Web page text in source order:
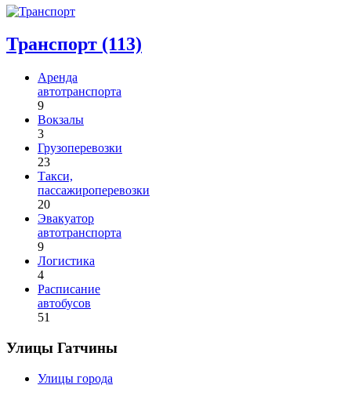
Транспорт (113)
Аренда
автотранспорта
9
Вокзалы
3
Грузоперевозки
23
Такси,
пассажироперевозки
20
Эвакуатор
автотранспорта
9
Логистика
4
Расписание
автобусов
51
Улицы Гатчины
Улицы города